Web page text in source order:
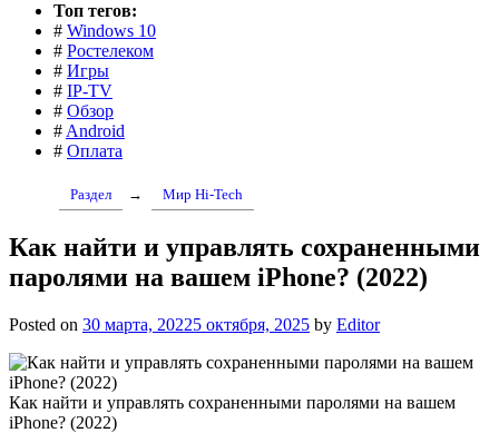
Toп тегов:
# Windows 10
# Ростелеком
# Игры
# IP-TV
# Обзор
# Android
# Оплата
Раздел → Мир Hi-Tech
Как найти и управлять сохраненными
паролями на вашем iPhone? (2022)
Posted on 30 марта, 20225 октября, 2025 by Editor
Как найти и управлять сохраненными паролями на вашем
iPhone? (2022)